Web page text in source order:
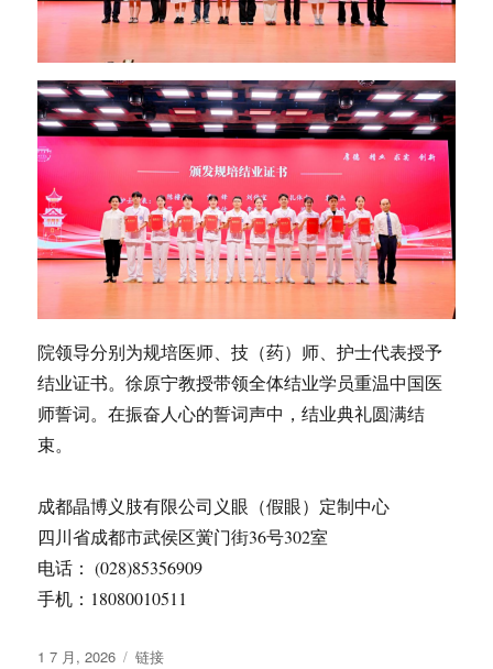
院领导分别为规培医师、技（药）师、护士代表授予
结业证书。徐原宁教授带领全体结业学员重温中国医
师誓词。在振奋人心的誓词声中，结业典礼圆满结
束。
成都晶博义肢有限公司义眼（假眼）定制中心
四川省成都市武侯区黉门街36号302室
电话： (028)85356909
手机：18080010511
发
1 7 月, 2026
格
链接